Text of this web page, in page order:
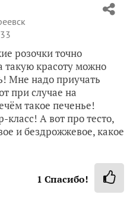
розочки точно
такую красоту можно
Мне надо приучать
при случае на
такое печенье!
класс! А вот про тесто,
и бездрожжевое, какое
1 Спасибо!